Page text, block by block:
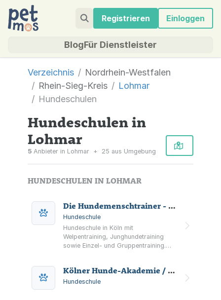
Registrieren Einloggen
BlogFür Dienstleister
Verzeichnis
Nordrhein-Westfalen
Rhein-Sieg-Kreis
Lohmar
Hundeschulen
Hundeschulen in
Lohmar
5 Anbieter in Lohmar + 25 aus Umgebung
HUNDESCHULEN IN LOHMAR
Die Hundemenschtrainer - Hundeschule Köln
Hundeschule
Hundeschule in Köln mit
Welpentraining, Junghundetraining
sowie Einzel- und Gruppentraining.
Tricktraining, Hoopers und Fun Agility
sowie ausgewählte Seminare.
Kölner Hunde-Akademie / Akademie für Tierhaltung
Hundeschule